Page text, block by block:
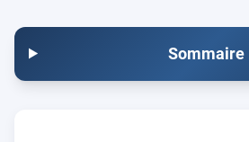
Sommaire